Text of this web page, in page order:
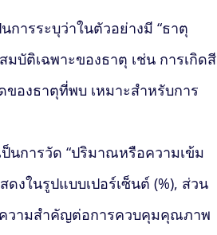
นการระบุว่าในตัวอย่างมี “ธาตุ
บัติเฉพาะของธาตุ เช่น การเกิดสี
องธาตุที่พบ เหมาะสำหรับการ
ป็นการวัด “ปริมาณหรือความเข้ม
งในรูปแบบเปอร์เซ็นต์ (%), ส่วน
วามสำคัญต่อการควบคุมคุณภาพ